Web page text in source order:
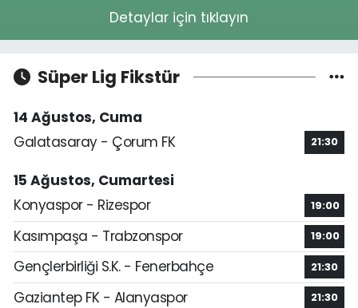
Detaylar için tıklayın
Süper Lig Fikstür
14 Ağustos, Cuma
Galatasaray - Çorum FK
21:30
15 Ağustos, Cumartesi
Konyaspor - Rizespor
19:00
Kasımpaşa - Trabzonspor 19:00
Gençlerbirliği S.K. - Fenerbahçe 21:30
Gaziantep FK - Alanyaspor 21:30